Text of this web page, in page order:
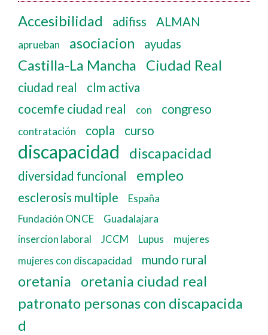
Accesibilidad adifiss ALMAN
aprueban asociacion ayudas
Castilla-La Mancha Ciudad Real
ciudad real
clm activa
cocemfe ciudad real
con congreso
contratación copla curso
discapacidad discapacidad
diversidad funcional empleo
esclerosis multiple
España
Fundación ONCE
Guadalajara
insercion laboral
JCCM Lupus
mujeres
mujeres con discapacidad
mundo rural
oretania
oretania ciudad real
patronato personas con discapacida
d